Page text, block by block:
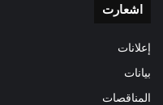
اشعارت
إعلانات
بيانات
المناقصات